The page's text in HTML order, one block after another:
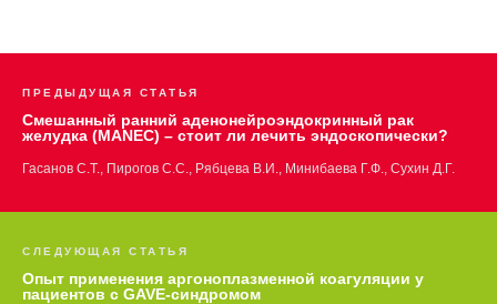
ПРЕДЫДУЩАЯ СТАТЬЯ
Смешанный ранний аденонейроэндокринный рак
желудка (MANEC) – стоит ли лечить эндоскопически?
Гасанов С.Т., Пирогов С.С., Рябцева В.И., Минибаева Г.Ф., Сухин Д.Г.
СЛЕДУЮЩАЯ СТАТЬЯ
Опыт применения аргоноплазменной коагуляции у
пациентов с GAVE-синдромом